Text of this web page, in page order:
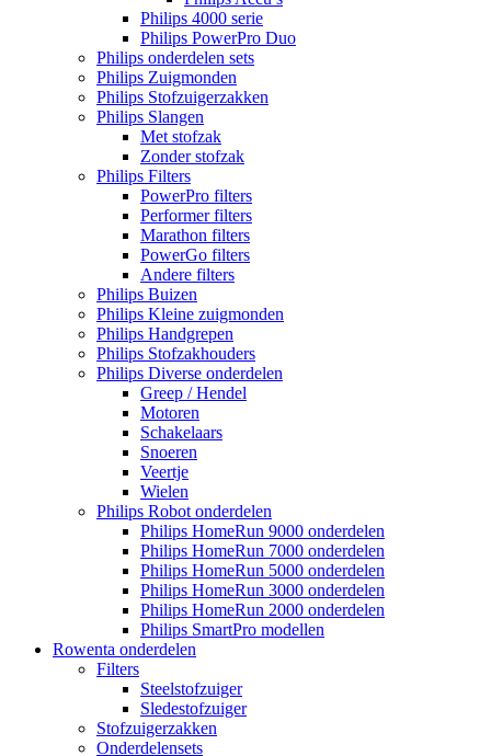
Philips 4000 serie
Philips PowerPro Duo
Philips onderdelen sets
Philips Zuigmonden
Philips Stofzuigerzakken
Philips Slangen
Met stofzak
Zonder stofzak
Philips Filters
PowerPro filters
Performer filters
Marathon filters
PowerGo filters
Andere filters
Philips Buizen
Philips Kleine zuigmonden
Philips Handgrepen
Philips Stofzakhouders
Philips Diverse onderdelen
Greep / Hendel
Motoren
Schakelaars
Snoeren
Veertje
Wielen
Philips Robot onderdelen
Philips HomeRun 9000 onderdelen
Philips HomeRun 7000 onderdelen
Philips HomeRun 5000 onderdelen
Philips HomeRun 3000 onderdelen
Philips HomeRun 2000 onderdelen
Philips SmartPro modellen
Rowenta onderdelen
Filters
Steelstofzuiger
Sledestofzuiger
Stofzuigerzakken
Onderdelensets